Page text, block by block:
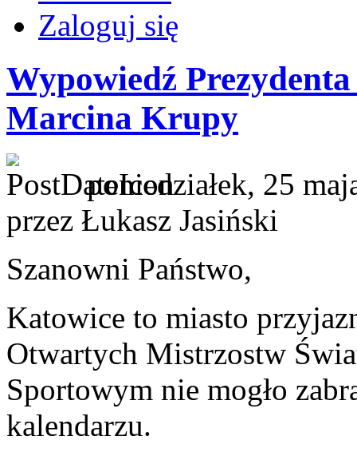
Zaloguj się
Wypowiedź
Marcina Krupy
poniedziałek, 25
przez Łukasz Jasiński
Szanowni Państwo,
Katowice to miasto
Otwartych Mistrzostw
Sportowym nie mogło
kalendarzu.